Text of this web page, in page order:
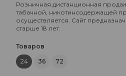
Розничная дистанционная
табачной, никотинсодержащей
осуществляется. Сайт
старше 18 лет.
Товаров
24
36 72